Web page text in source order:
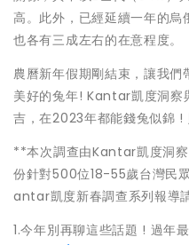
高。此外，已經延續一年的
也各有三成左右的在意程度。
農曆新年假期剛結束，讓我
美好的兔年! Kantar凱度洞
吉，在2023年都能錢兔似錦 !
**本次調查由Kantar凱度洞
份針對500位18-55歲台灣民
antar凱度新春調查系列報導
1.今年別再聊這些話題 ! 過年